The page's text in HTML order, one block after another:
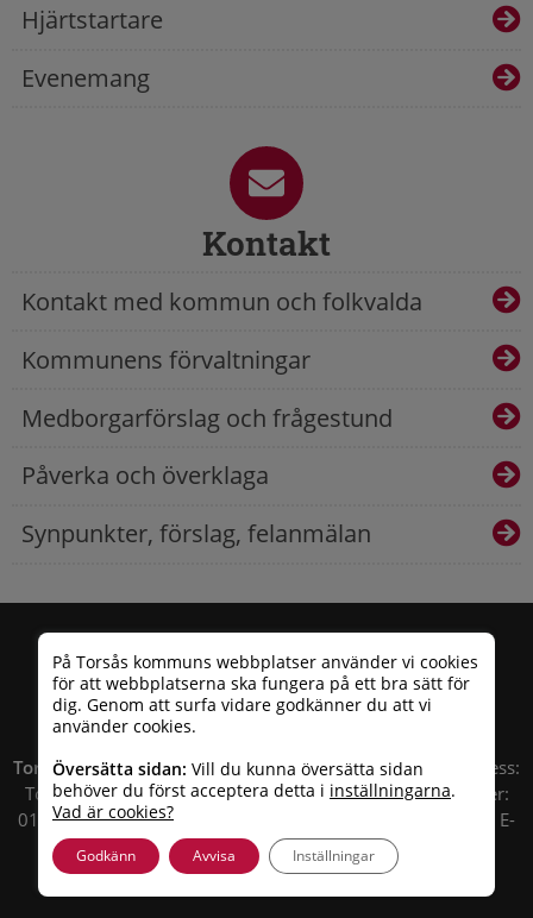
På Torsås kommuns webbplatser använder vi cookies
för att webbplatserna ska fungera på ett bra sätt för
dig. Genom att surfa vidare godkänner du att vi
använder cookies.
Översätta sidan: Vill du kunna översätta sidan
behöver du först acceptera detta i inställningarna.
Vad är cookies?
Godkänn Avvisa Inställningar
Hjärtstartare
Evenemang
Kontakt
Kontakt med kommun och folkvalda
Kommunens förvaltningar
Medborgarförslag och frågestund
Påverka och överklaga
Synpunkter, förslag, felanmälan
Torsås kommun| Besöksadress: Allfargatan 26 | Postadress:
Torsås kommun, Box 503, 385 25 Torsås Telefonnummer:
010 – 35 33 100 | Organisationsnummer: 212000-0696 | E-
post:info@torsas.se|Tillgänglighetsredogörelse